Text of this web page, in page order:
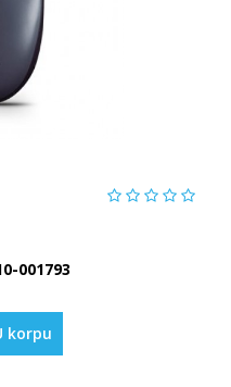
001793
korpu